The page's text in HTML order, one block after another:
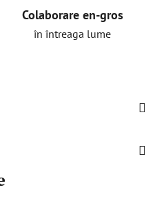
Colaborare en-gros
în întreaga lume